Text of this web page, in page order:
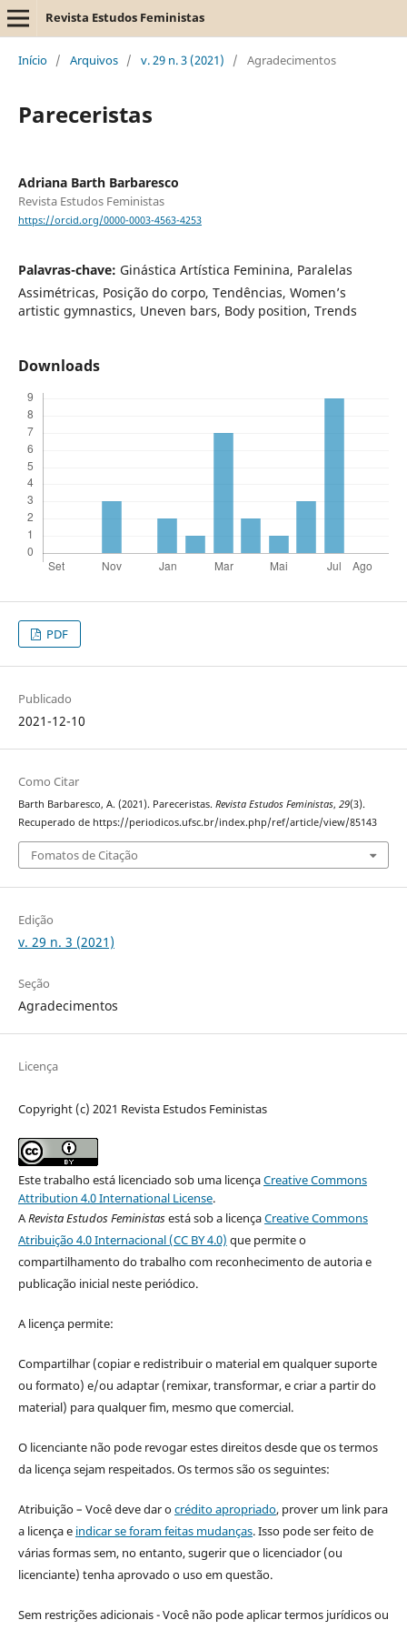
Revista Estudos Feministas
Início / Arquivos / v. 29 n. 3 (2021) / Agradecimentos
Pareceristas
Adriana Barth Barbaresco
Revista Estudos Feministas
https://orcid.org/0000-0003-4563-4253
Palavras-chave: Ginástica Artística Feminina, Paralelas
Assimétricas, Posição do corpo, Tendências, Women’s
artistic gymnastics, Uneven bars, Body position, Trends
Downloads
PDF
Publicado
2021-12-10
Como Citar
Barth Barbaresco, A. (2021). Pareceristas. Revista Estudos Feministas, 29(3).
Recuperado de https://periodicos.ufsc.br/index.php/ref/article/view/85143
Fomatos de Citação
Edição
v. 29 n. 3 (2021)
Seção
Agradecimentos
Licença
Copyright (c) 2021 Revista Estudos Feministas
Este trabalho está licenciado sob uma licençaCreative Commons
Attribution 4.0 International License.
ARevista Estudos Feministasestá sob a licençaCreative Commons
Atribuição 4.0 Internacional (CC BY 4.0) que permite o
compartilhamento do trabalho com reconhecimento de autoria e
publicação inicial neste periódico.
A licença permite:
Compartilhar (copiar e redistribuir o material em qualquer suporte
ou formato) e/ou adaptar (remixar, transformar, e criar a partir do
material) para qualquer fim, mesmo que comercial.
O licenciante não pode revogar estes direitos desde que os termos
da licença sejam respeitados. Os termos são os seguintes:
Atribuição – Você deve dar ocrédito apropriado, prover um link para
a licença e indicar se foram feitas mudanças. Isso pode ser feito de
várias formas sem, no entanto, sugerir que o licenciador (ou
licenciante) tenha aprovado o uso em questão.
Sem restrições adicionais - Você não pode aplicar termos jurídicos ou